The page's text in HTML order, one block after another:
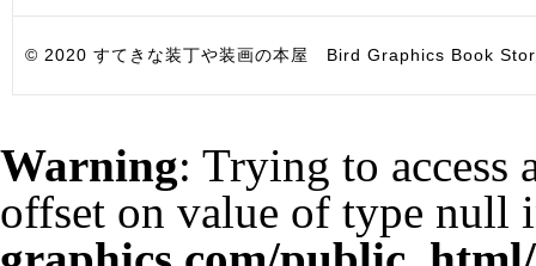
© 2020 すてきな装丁や装画の本屋 Bird Graphics Book
Warning: Trying to access
offset on value of type null